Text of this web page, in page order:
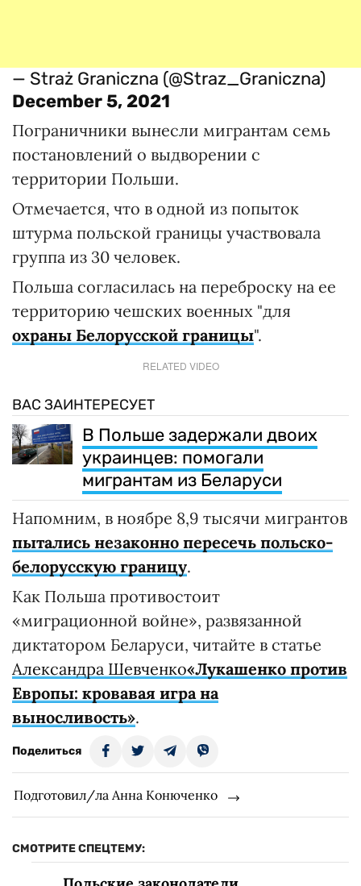
— Straż Graniczna (@Straz_Graniczna)
December 5, 2021
Пограничники вынесли мигрантам семь
постановлений о выдворении с
территории Польши.
Отмечается, что в одной из попыток
штурма польской границы участвовала
группа из 30 человек.
Польша согласилась на переброску на ее
территорию чешских военных "для
охраны Белорусской границы".
RELATED VIDEO
ВАС ЗАИНТЕРЕСУЕТ
В Польше задержали двоих
украинцев: помогали
мигрантам из Беларуси
Напомним, в ноябре 8,9 тысячи мигрантов
пытались незаконно пересечь польско-
белорусскую границу.
Как Польша противостоит
«миграционной войне», развязанной
диктатором Беларуси, читайте в статье
Александра Шевченко«Лукашенко против
Европы: кровавая игра на
выносливость».
Поделиться
Подготовил/ла Анна Конюченко
СМОТРИТЕ СПЕЦТЕМУ: